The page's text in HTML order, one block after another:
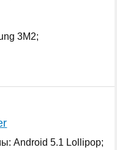
3M2;
Android 5.1 Lollipop;